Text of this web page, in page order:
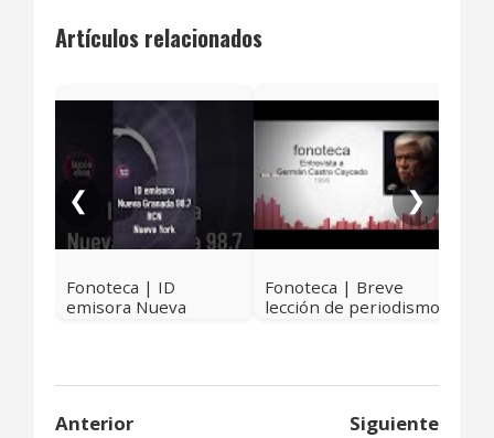
Artículos relacionados
❮
Fonoteca | ID
emisora Nueva
Fonoteca | Breve
lección de periodismo
❯
Anterior Siguiente